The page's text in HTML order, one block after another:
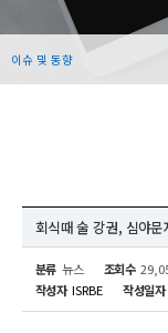
이슈 및 동향
회식때 술 강권, 심야
분류 뉴스 조회수
작성자 ISRBE 작성일자